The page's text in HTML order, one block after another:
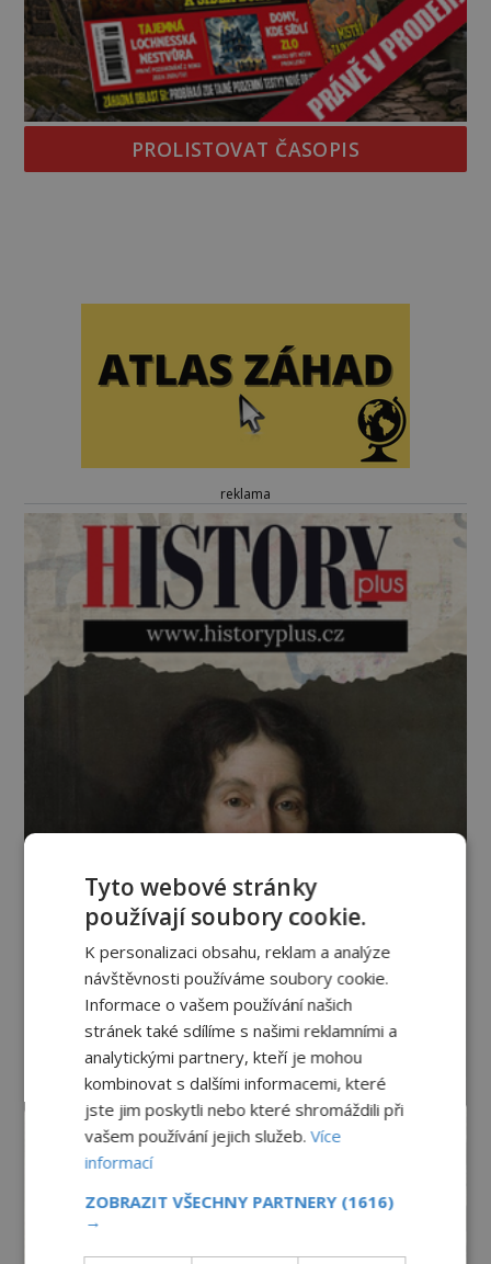
PROLISTOVAT ČASOPIS
reklama
Tyto webové stránky
používají soubory cookie.
K personalizaci obsahu, reklam a analýze
návštěvnosti používáme soubory cookie.
Informace o vašem používání našich
stránek také sdílíme s našimi reklamními a
analytickými partnery, kteří je mohou
kombinovat s dalšími informacemi, které
jste jim poskytli nebo které shromáždili při
vašem používání jejich služeb.Více
informací
ZOBRAZIT VŠECHNY PARTNERY (1616)
→